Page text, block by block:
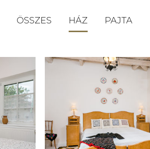
ÖSSZES HÁZ PAJTA